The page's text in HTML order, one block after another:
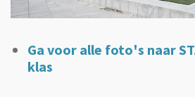
Ga voor alle foto's naar
klas